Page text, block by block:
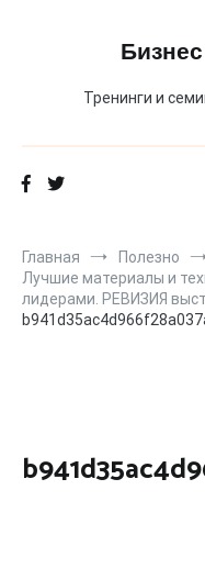
Тренинги и
Главная
Полезно
Лучшие материалы и
лидерами. РЕВИЗИЯ